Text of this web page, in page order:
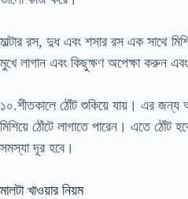
মাল্টার রস, দুধ এবং শসার রস এক সাথে
মুখে লাগান এবং কিছুক্ষণ অপেক্ষা করুন
১০.শীতকালে ঠোঁট শুকিয়ে যায়। এর জন্য
মিশিয়ে ঠোঁটে লাগাতে পারেন। এতে ঠোঁট
সমস্যা দূর হবে।
মালটা খাওয়ার নিয়ম